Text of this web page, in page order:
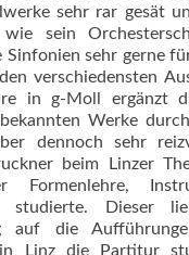
sehr rar gesät
wie sein
Sinfonien sehr gerne
verschiedensten
in g-Moll ergänzt
Werke
dennoch sehr
beim Linzer
Formenlehre,
studierte. Dieser
auf die
in Linz die Partitur